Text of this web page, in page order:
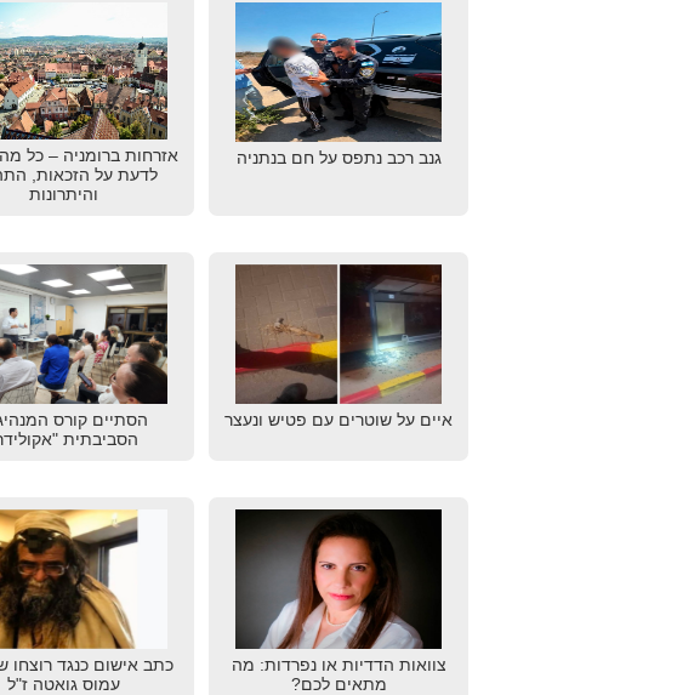
גנב רכב נתפס על חם בנתניה
אזרחות ברומניה – כל
לדעת על הזכאות,
והיתרונות
איים על שוטרים עם פטיש ונעצר
הסתיים קורס
הסביבתית
צוואות הדדיות או נפרדות: מה
מתאים לכם?
כתב אישום כנגד רוצחו
עמוס גואטה ז"ל